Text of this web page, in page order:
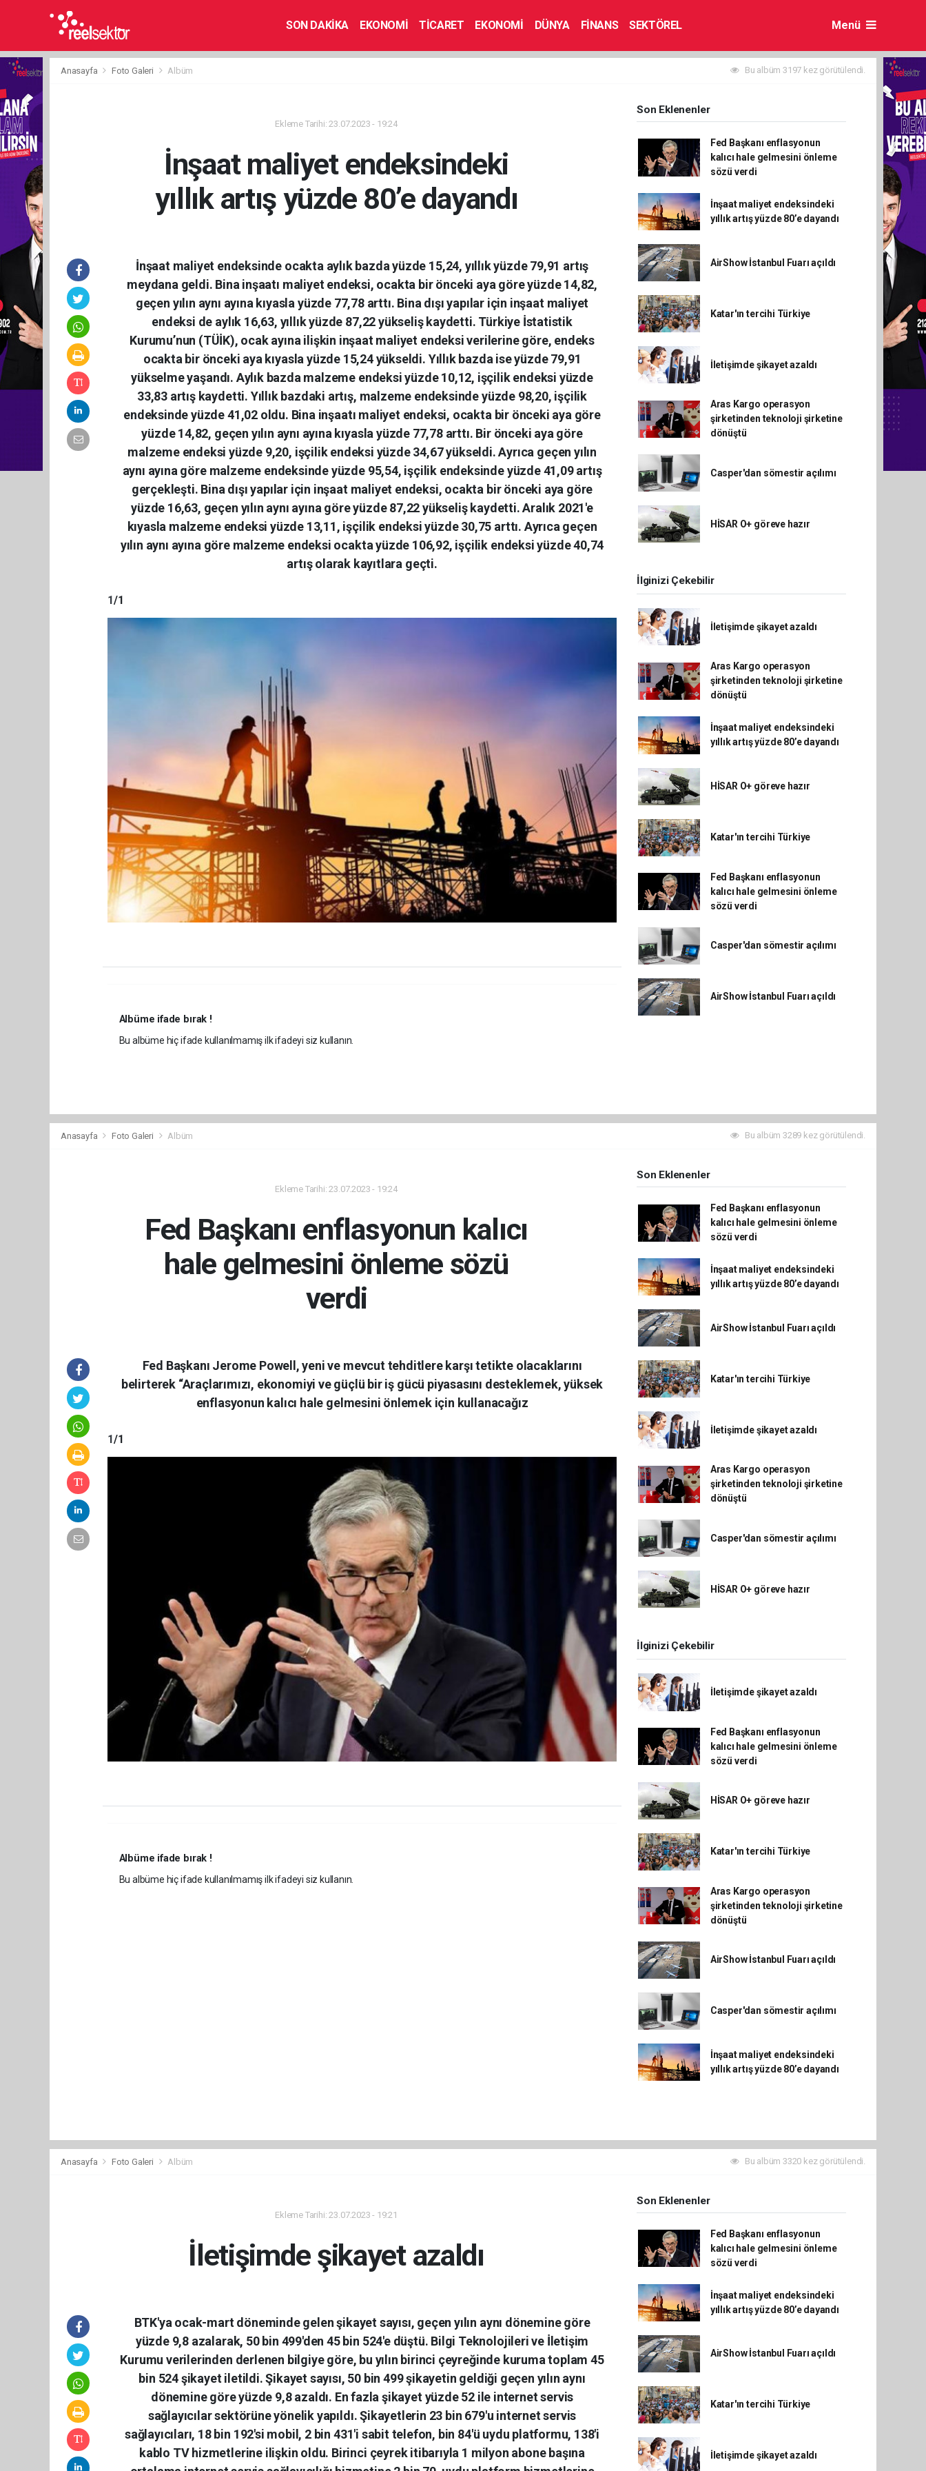
SON DAKİKA EKONOMİ TİCARET EKONOMİ DÜNYA FİNANS SEKTÖREL Menü
Anasayfa Foto Galeri Albüm Bu albüm 3197 kez görütülendi.
Ekleme Tarihi: 23.07.2023 - 19:24
İnşaat maliyet endeksindeki
yıllık artış yüzde 80’e dayandı
İnşaat maliyet endeksinde ocakta aylık bazda yüzde 15,24, yıllık yüzde 79,91 artış
meydana geldi. Bina inşaatı maliyet endeksi, ocakta bir önceki aya göre yüzde 14,82,
geçen yılın aynı ayına kıyasla yüzde 77,78 arttı. Bina dışı yapılar için inşaat maliyet
endeksi de aylık 16,63, yıllık yüzde 87,22 yükseliş kaydetti. Türkiye İstatistik
Kurumu’nun (TÜİK), ocak ayına ilişkin inşaat maliyet endeksi verilerine göre, endeks
ocakta bir önceki aya kıyasla yüzde 15,24 yükseldi. Yıllık bazda ise yüzde 79,91
yükselme yaşandı. Aylık bazda malzeme endeksi yüzde 10,12, işçilik endeksi yüzde
33,83 artış kaydetti. Yıllık bazdaki artış, malzeme endeksinde yüzde 98,20, işçilik
endeksinde yüzde 41,02 oldu. Bina inşaatı maliyet endeksi, ocakta bir önceki aya göre
yüzde 14,82, geçen yılın aynı ayına kıyasla yüzde 77,78 arttı. Bir önceki aya göre
malzeme endeksi yüzde 9,20, işçilik endeksi yüzde 34,67 yükseldi. Ayrıca geçen yılın
aynı ayına göre malzeme endeksinde yüzde 95,54, işçilik endeksinde yüzde 41,09 artış
gerçekleşti. Bina dışı yapılar için inşaat maliyet endeksi, ocakta bir önceki aya göre
yüzde 16,63, geçen yılın aynı ayına göre yüzde 87,22 yükseliş kaydetti. Aralık 2021'e
kıyasla malzeme endeksi yüzde 13,11, işçilik endeksi yüzde 30,75 arttı. Ayrıca geçen
yılın aynı ayına göre malzeme endeksi ocakta yüzde 106,92, işçilik endeksi yüzde 40,74
artış olarak kayıtlara geçti.
1/1
Albüme ifade bırak !
Bu albüme hiç ifade kullanılmamış ilk ifadeyi siz kullanın.
Son Eklenenler
Fed Başkanı enflasyonun
kalıcı hale gelmesini önleme
sözü verdi
İnşaat maliyet endeksindeki
yıllık artış yüzde 80’e dayandı
AirShow İstanbul Fuarı açıldı
Katar'ın tercihi Türkiye
İletişimde şikayet azaldı
Aras Kargo operasyon
şirketinden teknoloji şirketine
dönüştü
Casper'dan sömestir açılımı
HİSAR O+ göreve hazır
İlginizi Çekebilir
İletişimde şikayet azaldı
Aras Kargo operasyon
şirketinden teknoloji şirketine
dönüştü
İnşaat maliyet endeksindeki
yıllık artış yüzde 80’e dayandı
HİSAR O+ göreve hazır
Katar'ın tercihi Türkiye
Fed Başkanı enflasyonun
kalıcı hale gelmesini önleme
sözü verdi
Casper'dan sömestir açılımı
AirShow İstanbul Fuarı açıldı
Anasayfa Foto Galeri Albüm Bu albüm 3289 kez görütülendi.
Ekleme Tarihi: 23.07.2023 - 19:24
Fed Başkanı enflasyonun kalıcı
hale gelmesini önleme sözü
verdi
Fed Başkanı Jerome Powell, yeni ve mevcut tehditlere karşı tetikte olacaklarını
belirterek “Araçlarımızı, ekonomiyi ve güçlü bir iş gücü piyasasını desteklemek, yüksek
enflasyonun kalıcı hale gelmesini önlemek için kullanacağız
1/1
Albüme ifade bırak !
Bu albüme hiç ifade kullanılmamış ilk ifadeyi siz kullanın.
Son Eklenenler
Fed Başkanı enflasyonun
kalıcı hale gelmesini önleme
sözü verdi
İnşaat maliyet endeksindeki
yıllık artış yüzde 80’e dayandı
AirShow İstanbul Fuarı açıldı
Katar'ın tercihi Türkiye
İletişimde şikayet azaldı
Aras Kargo operasyon
şirketinden teknoloji şirketine
dönüştü
Casper'dan sömestir açılımı
HİSAR O+ göreve hazır
İlginizi Çekebilir
İletişimde şikayet azaldı
Fed Başkanı enflasyonun
kalıcı hale gelmesini önleme
sözü verdi
HİSAR O+ göreve hazır
Katar'ın tercihi Türkiye
Aras Kargo operasyon
şirketinden teknoloji şirketine
dönüştü
AirShow İstanbul Fuarı açıldı
Casper'dan sömestir açılımı
İnşaat maliyet endeksindeki
yıllık artış yüzde 80’e dayandı
Anasayfa Foto Galeri Albüm Bu albüm 3320 kez görütülendi.
Ekleme Tarihi: 23.07.2023 - 19:21
İletişimde şikayet azaldı
BTK'ya ocak-mart döneminde gelen şikayet sayısı, geçen yılın aynı dönemine göre
yüzde 9,8 azalarak, 50 bin 499'den 45 bin 524'e düştü. Bilgi Teknolojileri ve İletişim
Kurumu verilerinden derlenen bilgiye göre, bu yılın birinci çeyreğinde kuruma toplam 45
bin 524 şikayet iletildi. Şikayet sayısı, 50 bin 499 şikayetin geldiği geçen yılın aynı
dönemine göre yüzde 9,8 azaldı. En fazla şikayet yüzde 52 ile internet servis
sağlayıcılar sektörüne yönelik yapıldı. Şikayetlerin 23 bin 679'u internet servis
sağlayıcıları, 18 bin 192'si mobil, 2 bin 431'i sabit telefon, bin 84'ü uydu platformu, 138'i
kablo TV hizmetlerine ilişkin oldu. Birinci çeyrek itibarıyla 1 milyon abone başına
Son Eklenenler
Fed Başkanı enflasyonun
kalıcı hale gelmesini önleme
sözü verdi
İnşaat maliyet endeksindeki
yıllık artış yüzde 80’e dayandı
AirShow İstanbul Fuarı açıldı
Katar'ın tercihi Türkiye
İletişimde şikayet azaldı